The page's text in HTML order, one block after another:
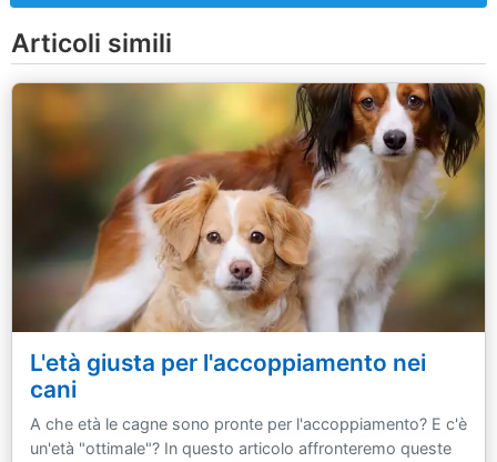
Articoli simili
L'età giusta per l'accoppiamento nei
cani
A che età le cagne sono pronte per l'accoppiamento? E c'è
un'età "ottimale"? In questo articolo affronteremo queste